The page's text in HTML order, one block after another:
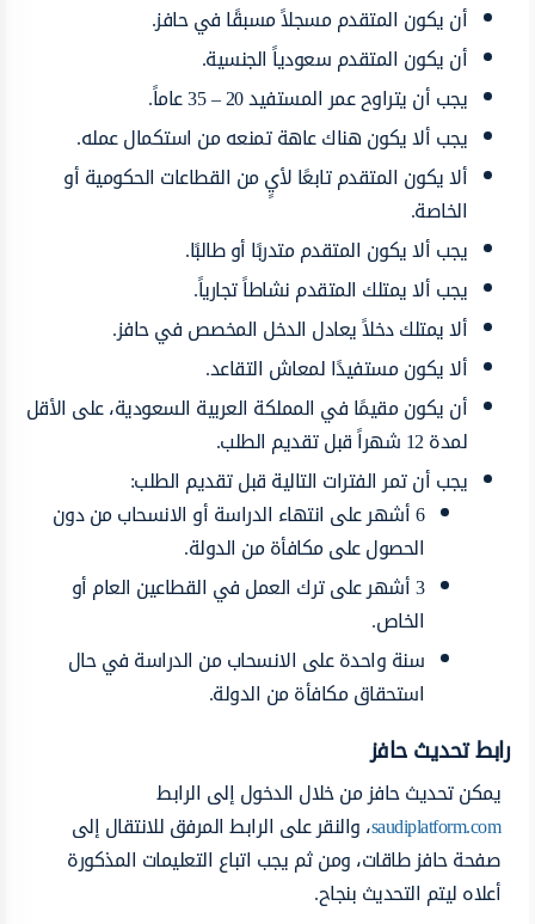
أن يكون المتقدم مسجلاً مسبقًا في حافز.
أن يكون المتقدم سعودياً الجنسية.
يجب أن يتراوح عمر المستفيد 20 – 35 عاماً.
يجب ألا يكون هناك عاهة تمنعه من استكمال عمله.
ألا يكون المتقدم تابعًا لأيٍ من القطاعات الحكومية أو
الخاصة.
يجب ألا يكون المتقدم متدربًا أو طالبًا.
يجب ألا يمتلك المتقدم نشاطاً تجارياً.
ألا يمتلك دخلاً يعادل الدخل المخصص في حافز.
ألا يكون مستفيدًا لمعاش التقاعد.
أن يكون مقيمًا في المملكة العربية السعودية، على الأقل
لمدة 12 شهراً قبل تقديم الطلب.
يجب أن تمر الفترات التالية قبل تقديم الطلب:
6 أشهر على انتهاء الدراسة أو الانسحاب من دون
الحصول على مكافأة من الدولة.
3 أشهر على ترك العمل في القطاعين العام أو
الخاص.
سنة واحدة على الانسحاب من الدراسة في حال
استحقاق مكافأة من الدولة.
رابط تحديث حافز
يمكن تحديث حافز من خلال الدخول إلى الرابط
saudiplatform.com، والنقر على الرابط المرفق للانتقال إلى
صفحة حافز طاقات، ومن ثم يجب اتباع التعليمات المذكورة
أعلاه ليتم التحديث بنجاح.